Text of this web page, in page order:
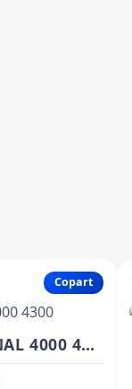
Copart
2008 INTERNATIONAL 4000 4300